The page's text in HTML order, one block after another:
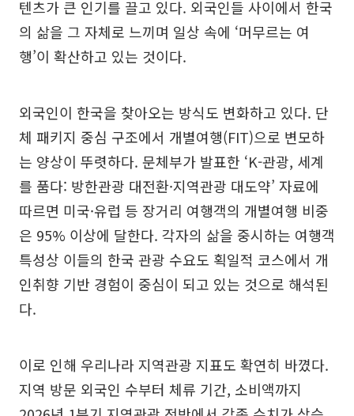
텐츠가 큰 인기를 끌고 있다. 외국인들 사이에서 한국
의 삶을 그 자체로 느끼며 일상 속에 ‘머무르는 여
행’이 확산하고 있는 것이다.
외국인이 한국을 찾아오는 방식도 변화하고 있다. 단
체 패키지 중심 구조에서 개별여행(FIT)으로 변모하
는 양상이 뚜렷하다. 문체부가 발표한 ‘K-관광, 세계
를 품다: 방한관광 대전환·지역관광 대도약’ 자료에
따르면 미국·유럽 등 장거리 여행객의 개별여행 비중
은 95% 이상에 달한다. 각자의 삶을 중시하는 여행객
특성상 이들의 한국 관광 수요도 획일적 코스에서 개
인취향 기반 경험이 중심이 되고 있는 것으로 해석된
다.
이로 인해 우리나라 지역관광 지표도 확연히 바꼈다.
지역 방문 외국인 수부터 체류 기간, 소비액까지